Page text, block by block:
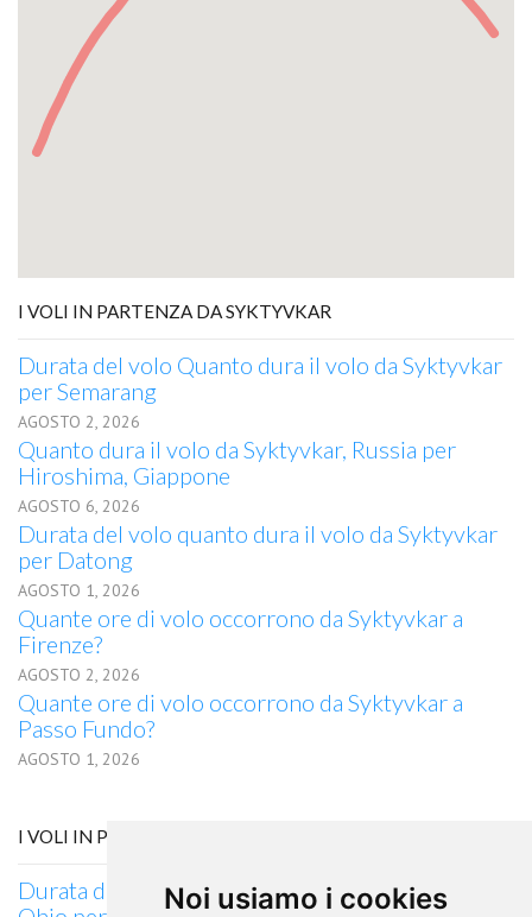
Noi usiamo i cookies
I VOLI IN PARTENZA DA SYKTYVKAR
Durata del volo Quanto dura il volo da Syktyvkar
per Semarang
AGOSTO 2, 2026
Quanto dura il volo da Syktyvkar, Russia per
Hiroshima, Giappone
AGOSTO 6, 2026
Durata del volo quanto dura il volo da Syktyvkar
per Datong
AGOSTO 1, 2026
Quante ore di volo occorrono da Syktyvkar a
Firenze?
AGOSTO 2, 2026
Quante ore di volo occorrono da Syktyvkar a
Passo Fundo?
AGOSTO 1, 2026
I VOLI IN PARTENZA DA DAYTON, OHIO
Durata del volo quanto dura il volo da Dayton,